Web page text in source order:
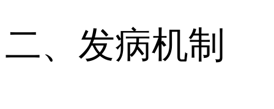
二、发病机制